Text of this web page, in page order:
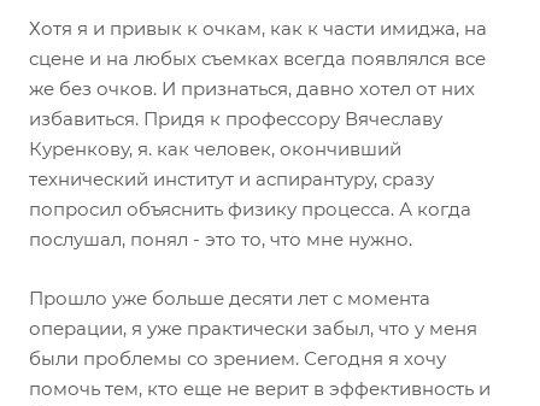
Хотя я и привык к очкам, как к части имиджа, на
сцене и на любых съемках всегда появлялся все
же без очков. И признаться, давно хотел от них
избавиться. Придя к профессору Вячеславу
Куренкову, я. как человек, окончивший
технический институт и аспирантуру, сразу
попросил объяснить физику процесса. А когда
послушал, понял - это то, что мне нужно.
Прошло уже больше десяти лет с момента
операции, я уже практически забыл, что у меня
были проблемы со зрением. Сегодня я хочу
помочь тем, кто еще не верит в эффективность и